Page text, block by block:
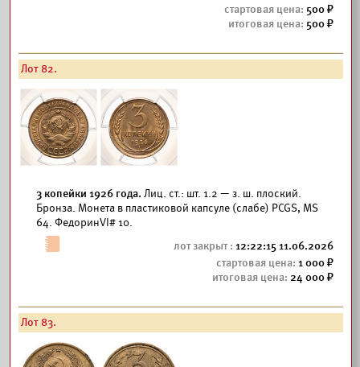
500
500
Лот 82.
3 копейки 1926 года. Лиц. ст.: шт. 1.2 — з. ш. плоский.
Бронза. Монета в пластиковой капсуле (слабе) РCGS, MS
64. ФедоринVI# 10.
12:22:15 11.06.2026
1 000
24 000
Лот 83.